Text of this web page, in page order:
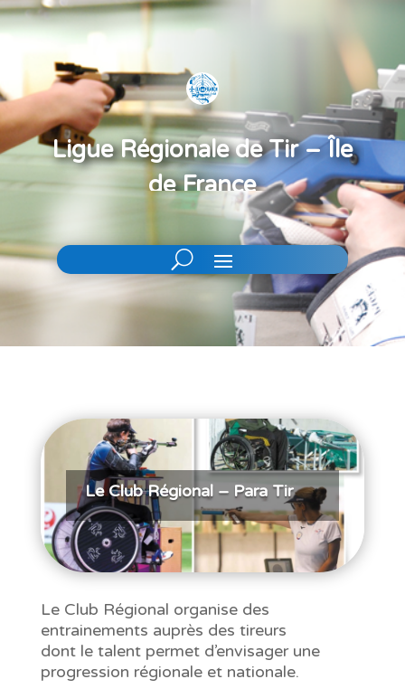
Ligue Régionale de Tir – Île
de France
Le Club Régional – Para Tir
Le Club Régional organise des
entrainements auprès des tireurs
dont le talent permet d’envisager une
progression régionale et nationale.